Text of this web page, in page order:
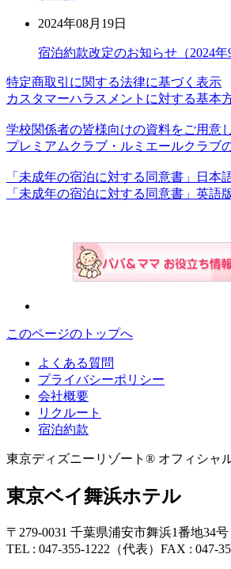
2024年08月19日
宿泊約款改定のお知らせ（2024年
特定商取引に関する法律に基づく表示
カスタマーハラスメントに対する基本
学校関係者の皆様向けの資料をご用意
プレミアムクラブ・ルミエールクラブ
「未成年の宿泊に対する同意書」日本
「未成年の宿泊に対する同意書」英語
このページのトップへ
よくある質問
プライバシーポリシー
会社概要
リクルート
宿泊約款
東京ディズニーリゾート® オフィシャ
東京ベイ舞浜ホテル
〒279-0031 千葉県浦安市舞浜1番地34号
TEL : 047-355-1222（代表） FAX : 047-